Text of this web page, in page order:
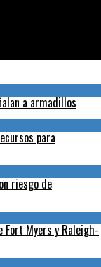
a armadillos
para
riesgo de
Fort Myers y Raleigh-